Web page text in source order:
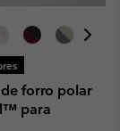
forro polar
para